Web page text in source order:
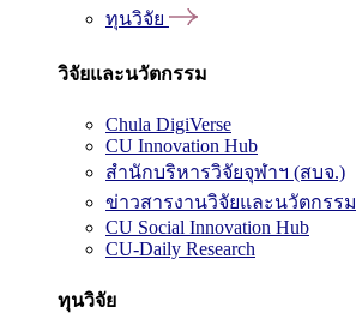
ทุนวิจัย
วิจัยและนวัตกรรม
Chula DigiVerse
CU Innovation Hub
สำนักบริหารวิจัยจุฬาฯ (สบจ.)
ข่าวสารงานวิจัยและนวัตกรรม
CU Social Innovation Hub
CU-Daily Research
ทุนวิจัย